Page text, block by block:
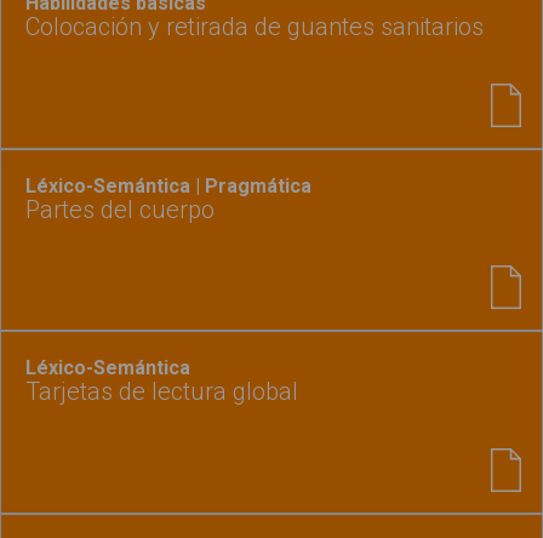
Colocación y retirada de guantes sanitarios
Léxico-Semántica | Pragmática
Partes del cuerpo
Léxico-Semántica
Tarjetas de lectura global